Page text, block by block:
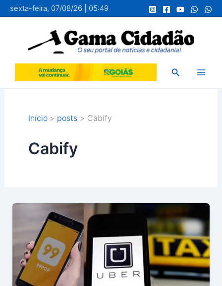
para
conteúdo
sexta-feira, 07/08/26 | 05:49
Pesquisar
Início posts Cabify
Cabify